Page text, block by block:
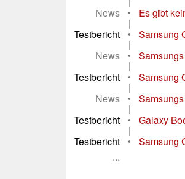
News
• Es gibt
|
Testbericht
• Samsung
|
News
•
|
Testbericht
• Samsung
|
News
•
|
Testbericht
• Galaxy
|
Testbericht
•
Samsung
...